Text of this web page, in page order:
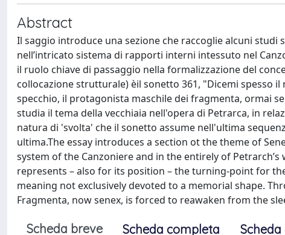
Abstract
Il saggio introduce una sezione che raccoglie alcuni studi
nell’intricato sistema di rapporti interni intessuto nel
il ruolo chiave di passaggio nella formalizzazione del
collocazione strutturale) èil sonetto 361, "Dicemi spesso
specchio, il protagonista maschile dei fragmenta, ormai
studia il tema della vecchiaia nell'opera di Petrarca, in
natura di 'svolta' che il sonetto assume nell'ultima
ultima.The essay introduces a section ot the theme of
system of the Canzoniere and in the entirely of
represents – also for its position – the turning-point for
meaning not exclusively devoted to a memorial shape.
Fragmenta, now senex, is forced to reawaken from the
Scheda breve Scheda completa